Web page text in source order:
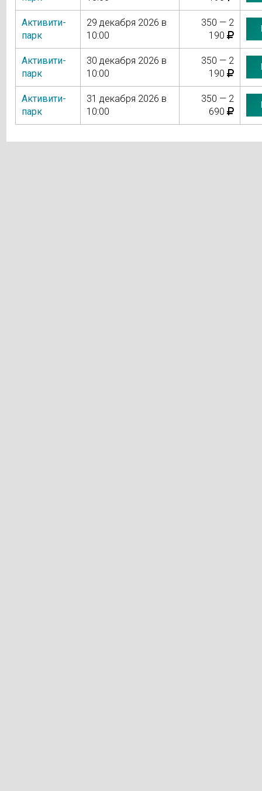
Активити-
парк
29 декабря 2026 в
10:00
350 — 2
190
Активити-
парк
30 декабря 2026 в
10:00
350 — 2
190
Активити-
парк
31 декабря 2026 в
10:00
350 — 2
690